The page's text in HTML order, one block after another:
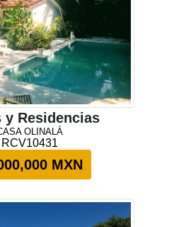
y Residencias
OLINALÁ
RCV10431
MXN